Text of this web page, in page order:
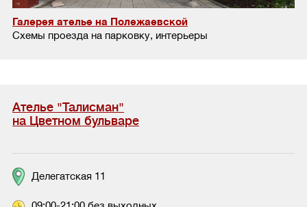
Галерея ателье на Полежаевской
Схемы проезда на парковку, интерьеры
Ателье "Талисман"
на Цветном бульваре
Делегатская 11